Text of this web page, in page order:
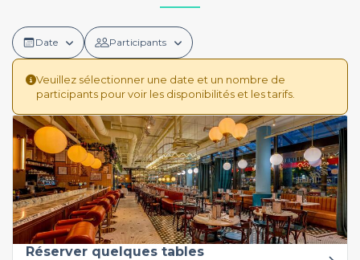
Date Participants
Veuillez sélectionner une date et un nombre de
participants pour voir les disponibilités et les tarifs.
Réserver quelques tables